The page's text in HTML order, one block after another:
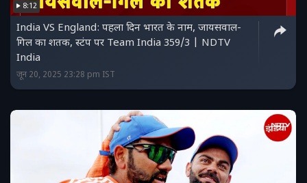
8:12
India VS England: पहला दिन भारत के नाम, जायसवाल-
गिल का शतक, स्टंप पर Team India 359/3 | NDTV
India
जून 20, 2025 23:28 pm IST